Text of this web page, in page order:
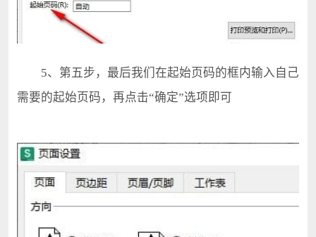
5、第五步，最后我们在起始页码的框内输入自己
需要的起始页码，再点击“确定”选项即可